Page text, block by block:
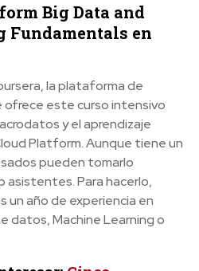
Big Data and
Fundamentals en
la plataforma de
ofrece este curso intensivo
y el aprendizaje
Platform. Aunque tiene un
pueden tomarlo
Para hacerlo,
un año de experiencia en
datos, Machine Learning o